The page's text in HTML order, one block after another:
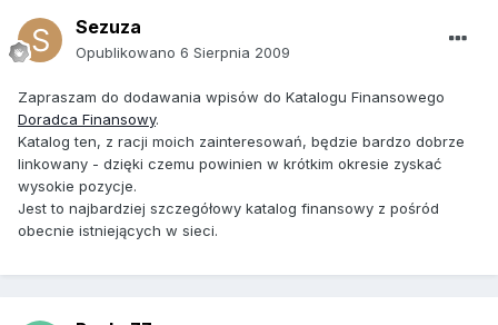
Sezuza
Opublikowano 6 Sierpnia 2009
Zapraszam do dodawania wpisów do Katalogu Finansowego
Doradca Finansowy.
Katalog ten, z racji moich zainteresowań, będzie bardzo dobrze
linkowany - dzięki czemu powinien w krótkim okresie zyskać
wysokie pozycje.
Jest to najbardziej szczegółowy katalog finansowy z pośród
obecnie istniejących w sieci.